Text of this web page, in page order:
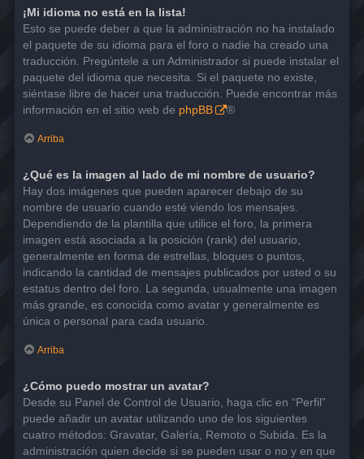
¡Mi idioma no está en la lista!
Esto se puede deber a que la administración no ha instalado
el paquete de su idioma para el foro o nadie ha creado una
traducción. Pregúntele a un Administrador si puede instalar el
paquete del idioma que necesita. Si el paquete no existe,
siéntase libre de hacer una traducción. Puede encontrar más
información en el sitio web de phpBB ®
Arriba
¿Qué es la imagen al lado de mi nombre de usuario?
Hay dos imágenes que pueden aparecer debajo de su
nombre de usuario cuando esté viendo los mensajes.
Dependiendo de la plantilla que utilice el foro, la primera
imagen está asociada a la posición (rank) del usuario,
generalmente en forma de estrellas, bloques o puntos,
indicando la cantidad de mensajes publicados por usted o su
estatus dentro del foro. La segunda, usualmente una imagen
más grande, es conocida como avatar y generalmente es
única o personal para cada usuario.
Arriba
¿Cómo puedo mostrar un avatar?
Desde su Panel de Control de Usuario, haga clic en “Perfil”
puede añadir un avatar utilizando uno de los siguientes
cuatro métodos: Gravatar, Galería, Remoto o Subida. Es la
administración quien decide si se pueden usar o no y en que